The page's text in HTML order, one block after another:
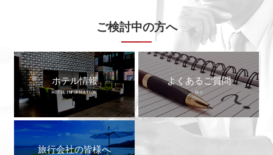
ご検討中の方へ
ホテル情報
HOTEL INFORMATION
よくあるご質問
FAQ
旅行会社の皆様へ